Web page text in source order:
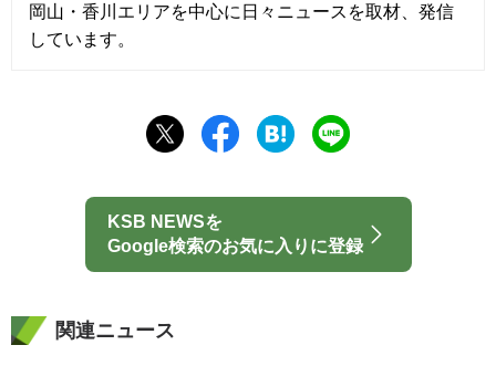
岡山・香川エリアを中心に日々ニュースを取材、発信
しています。
KSB NEWSを
Google検索のお気に入りに登録
関連ニュース